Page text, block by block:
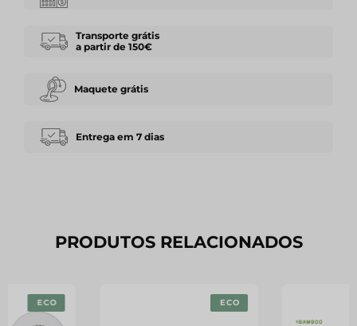
Transporte grátis
a partir de 150€
Maquete grátis
Entrega em 7 dias
PRODUTOS RELACIONADOS
ECO ECO